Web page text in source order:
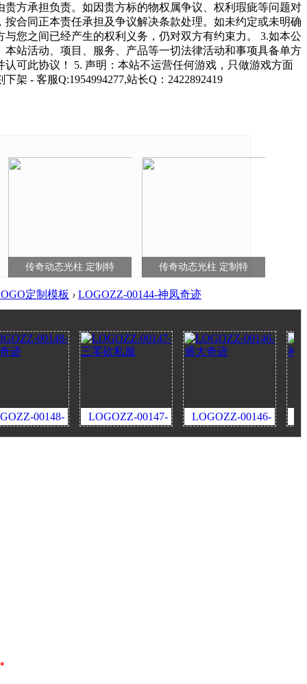
方承担负责。如因贵方标的物权属争议、权利瑕疵等问题对
合同正本责任承担及争议解决条款处理。如未约定或未明确
您之间已经产生的权利义务，仍对双方有约束力。 3.如本公
站活动、项目、服务、产品等一切法律活动和事项具备单方
可此协议！ 5. 声明：本站不运营任何游戏，只做游戏方面
- 客服Q:1954994277,站长Q：2422892419
传奇动态光柱 定制特 传奇动态光柱 定制特
定制模板 › LOGOZZ-00144-神凤奇迹
LOGOZZ-00147-
LOGOZZ-00146-